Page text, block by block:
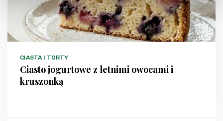
CIASTA I TORTY
Ciasto jogurtowe z letnimi owocami i
kruszonką